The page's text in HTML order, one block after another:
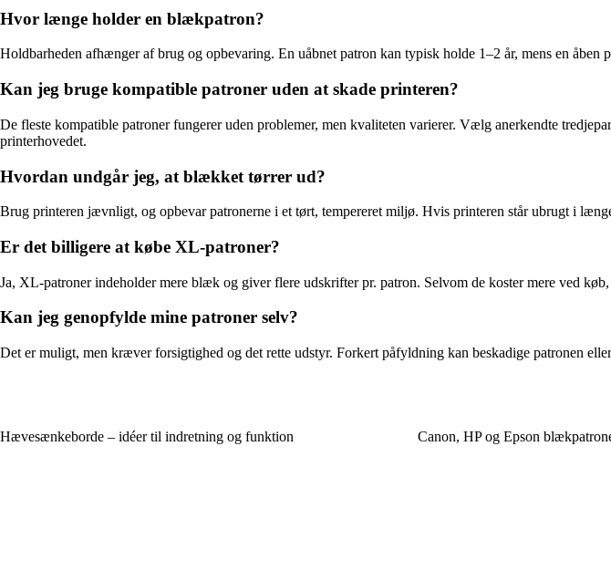
Hvor længe holder en blækpatron?
Holdbarheden afhænger af brug og opbevaring. En uåbnet patron kan typisk holde 1–2 år, mens en åben
Kan jeg bruge kompatible patroner uden at skade printeren?
De fleste kompatible patroner fungerer uden problemer, men kvaliteten varierer. Vælg anerkendte
printerhovedet.
Hvordan undgår jeg, at blækket tørrer ud?
Brug printeren jævnligt, og opbevar patronerne i et tørt, tempereret miljø. Hvis printeren står ubrugt i
Er det billigere at købe XL-patroner?
Ja, XL-patroner indeholder mere blæk og giver flere udskrifter pr. patron. Selvom de koster mere ved
Kan jeg genopfylde mine patroner selv?
Det er muligt, men kræver forsigtighed og det rette udstyr. Forkert påfyldning kan beskadige patronen
Hævesænkeborde – idéer til indretning og funktion Canon, HP og Epson